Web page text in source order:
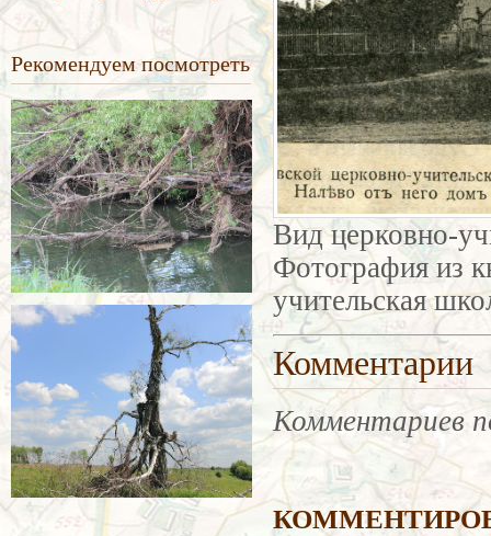
Рекомендуем посмотреть
Вид церковно-
Фотография из
учительская
Комментарии
Комментариев